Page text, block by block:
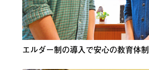
エルダー制の導入で安心の教育体制